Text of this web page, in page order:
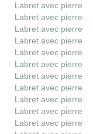
Labret avec pierre
Labret avec pierre
Labret avec pierre
Labret avec pierre
Labret avec pierre
Labret avec pierre
Labret avec pierre
Labret avec pierre
Labret avec pierre
Labret avec pierre
Labret avec pierre